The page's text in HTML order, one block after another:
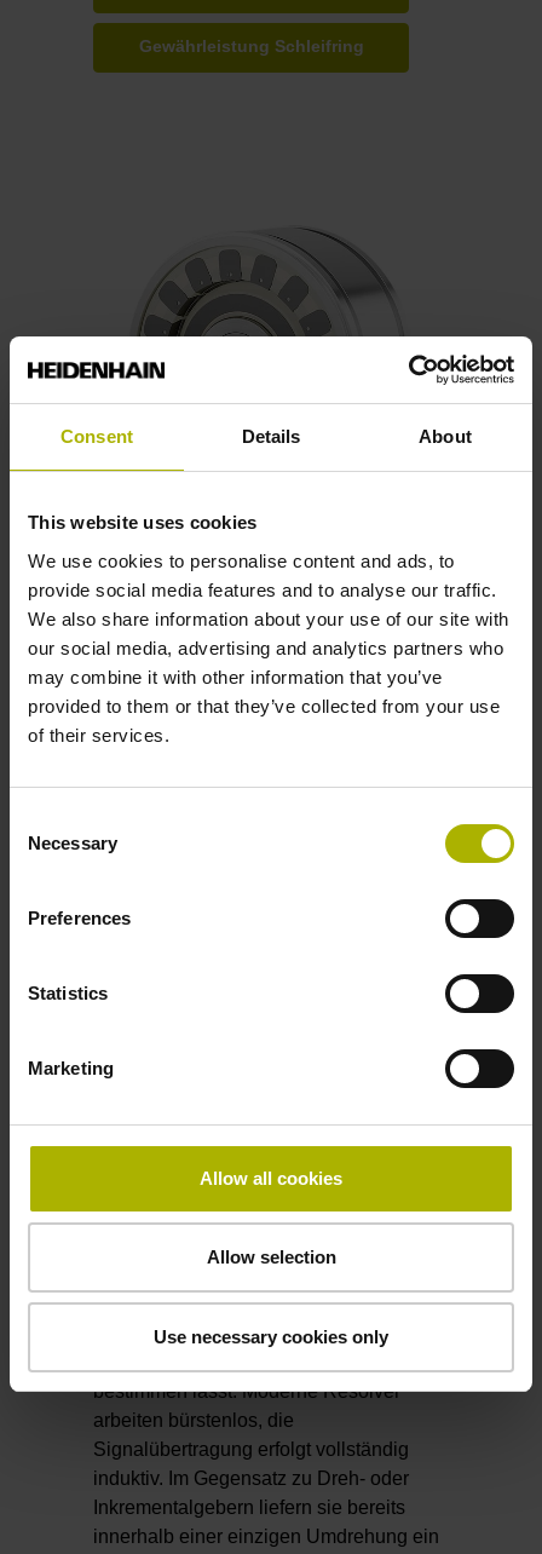
Consent Details About
This website uses cookies
We use cookies to personalise content and ads, to
provide social media features and to analyse our traffic.
We also share information about your use of our site with
our social media, advertising and analytics partners who
may combine it with other information that you’ve
provided to them or that they’ve collected from your use
of their services.
Selection
Necessary
Preferences
Statistics
Marketing
Allow all cookies
Allow selection
Use necessary cookies only
Gewährleistung Schleifring
Drehgebern zu den am weitesten
verbreiteten Sensoren für die Messung
von Wegen und Winkeln. Sie erfassen
setzen diese in zwei phasenverschobene
Analogspannungen um, aus denen sich
bestimmen lässt. Moderne Resolver
arbeiten bürstenlos, die
Signalübertragung erfolgt vollständig
induktiv. Im Gegensatz zu Dreh- oder
Inkrementalgebern liefern sie bereits
innerhalb einer einzigen Umdrehung ein